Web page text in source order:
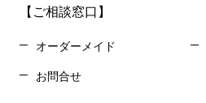
【ご相談窓口】
オーダーメイド
お問合せ